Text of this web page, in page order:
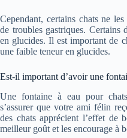
Cependant, certains chats ne
de troubles gastriques. Certains
en glucides. Il est important de
une faible teneur en glucides.
Est-il important d’avoir une
Une fontaine à eau pour
s’assurer que votre ami félin
des chats apprécient l’effet de
meilleur goût et les encourage à